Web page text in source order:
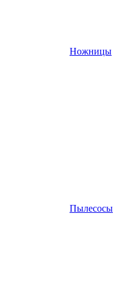
Ножницы
Пылесосы